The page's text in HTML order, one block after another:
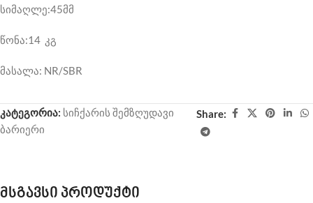
სიმაღლე:45მმ
წონა:14 კგ
მასალა: NR/SBR
კატეგორია: სიჩქარის შემზღუდავი
ბარიერი
Share:
მსგავსი პროდუქტი